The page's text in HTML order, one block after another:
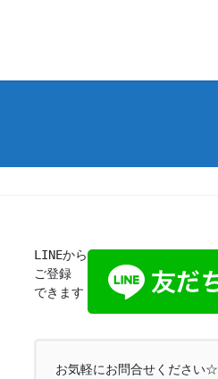
LINEから
ご登録
できます
お気軽にお問合せください☆